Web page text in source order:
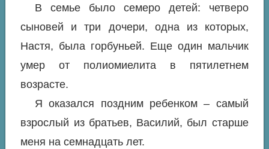
В семье было семеро детей: четверо
сыновей и три дочери, одна из которых,
Настя, была горбуньей. Еще один мальчик
умер от полиомиелита в пятилетнем
возрасте.
Я оказался поздним ребенком – самый
взрослый из братьев, Василий, был старше
меня на семнадцать лет.